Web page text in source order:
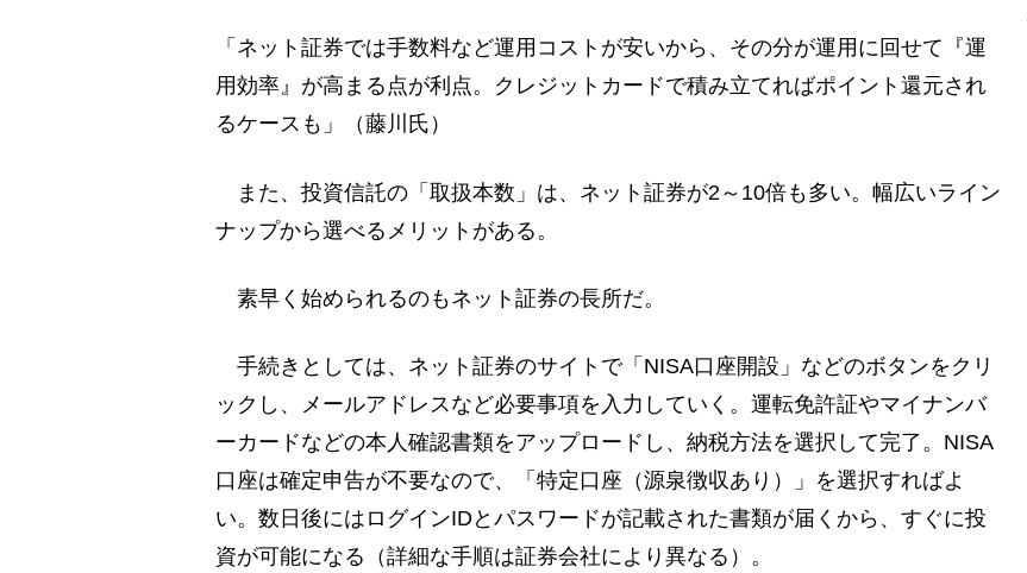
「ネット証券では手数料など運用コストが安いから、その分が運用に回せて『運
用効率』が高まる点が利点。クレジットカードで積み立てればポイント還元され
るケースも」（藤川氏）
また、投資信託の「取扱本数」は、ネット証券が2～10倍も多い。幅広いライン
ナップから選べるメリットがある。
素早く始められるのもネット証券の長所だ。
手続きとしては、ネット証券のサイトで「NISA口座開設」などのボタンをクリ
ックし、メールアドレスなど必要事項を入力していく。運転免許証やマイナンバ
ーカードなどの本人確認書類をアップロードし、納税方法を選択して完了。NISA
口座は確定申告が不要なので、「特定口座（源泉徴収あり）」を選択すればよ
い。数日後にはログインIDとパスワードが記載された書類が届くから、すぐに投
資が可能になる（詳細な手順は証券会社により異なる）。